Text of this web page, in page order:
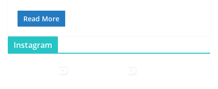
Read More
Instagram